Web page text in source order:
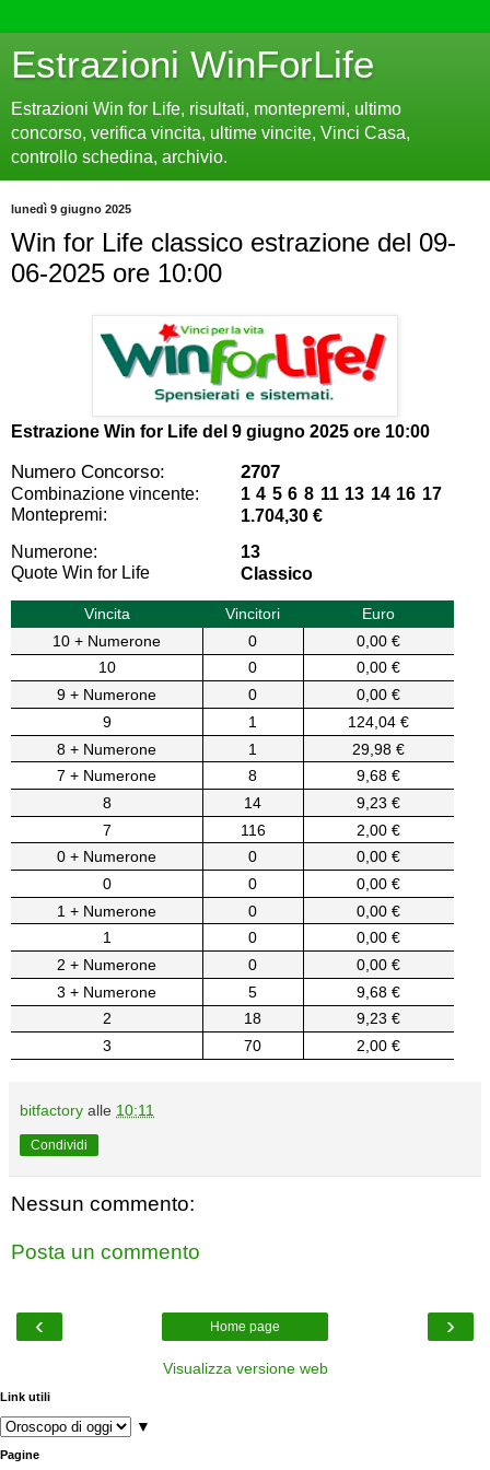
Estrazioni WinForLife
Estrazioni Win for Life, risultati, montepremi, ultimo
concorso, verifica vincita, ultime vincite, Vinci Casa,
controllo schedina, archivio.
lunedì 9 giugno 2025
Win for Life classico estrazione del 09-
06-2025 ore 10:00
Estrazione Win for Life del 9 giugno 2025 ore 10:00
Numero Concorso: 2707
Combinazione vincente:
1 4 5 6 8 11 13 14 16 17
Montepremi:
1.704,30 €
Numerone:
13
Quote Win for Life
Classico
Vincita Vincitori
Euro
10 + Numerone
0
0,00 €
10
0
0,00 €
9 + Numerone
0
0,00 €
9
1
124,04 €
8 + Numerone
1
29,98 €
7 + Numerone
8
9,68 €
8
14
9,23 €
7
116
2,00 €
0 + Numerone
0
0,00 €
0
0
0,00 €
1 + Numerone
0
0,00 €
1
0
0,00 €
2 + Numerone
0
0,00 €
3 + Numerone
5
9,68 €
2
18
9,23 €
3
70 2,00 €
bitfactory alle 10:11
Condividi
Nessun commento:
Posta un commento
‹ ›
Home page
Visualizza versione web
Link utili
▼
Pagine